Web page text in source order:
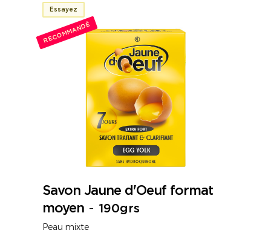
Essayez
RECOMMANDÉ
Savon Jaune d'Oeuf format
moyen- 190grs
Peau mixte